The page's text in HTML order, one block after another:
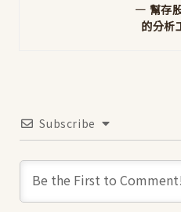
— 幫存股族了解
的分析
Subscribe